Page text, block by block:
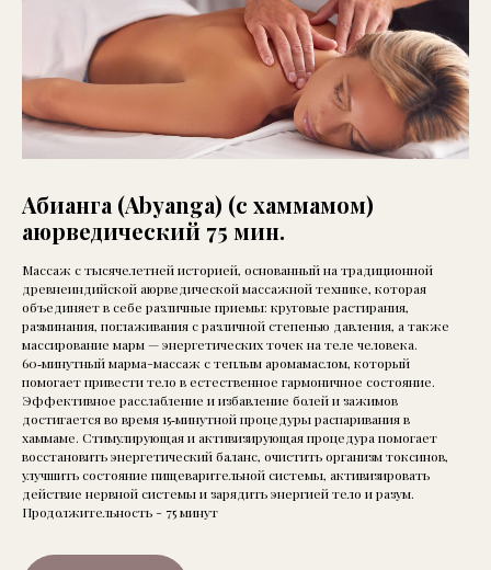
Абианга (Аbyanga) (с хаммамом)
аюрведический 75 мин.
Массаж с тысячелетней историей, основанный на традиционной
древнеиндийской аюрведической массажной технике, которая
объединяет в себе различные приемы: круговые растирания,
разминания, поглаживания с различной степенью давления, а также
массирование марм — энергетических точек на теле человека.
60‑минутный марма-массаж с теплым аромамаслом, который
помогает привести тело в естественное гармоничное состояние.
Эффективное расслабление и избавление болей и зажимов
достигается во время 15‑минутной процедуры распаривания в
хаммаме. Стимулирующая и активизирующая процедура помогает
восстановить энергетический баланс, очистить организм токсинов,
улучшить состояние пищеварительной системы, активизировать
действие нервной системы и зарядить энергией тело и разум.
Продолжительность - 75 минут